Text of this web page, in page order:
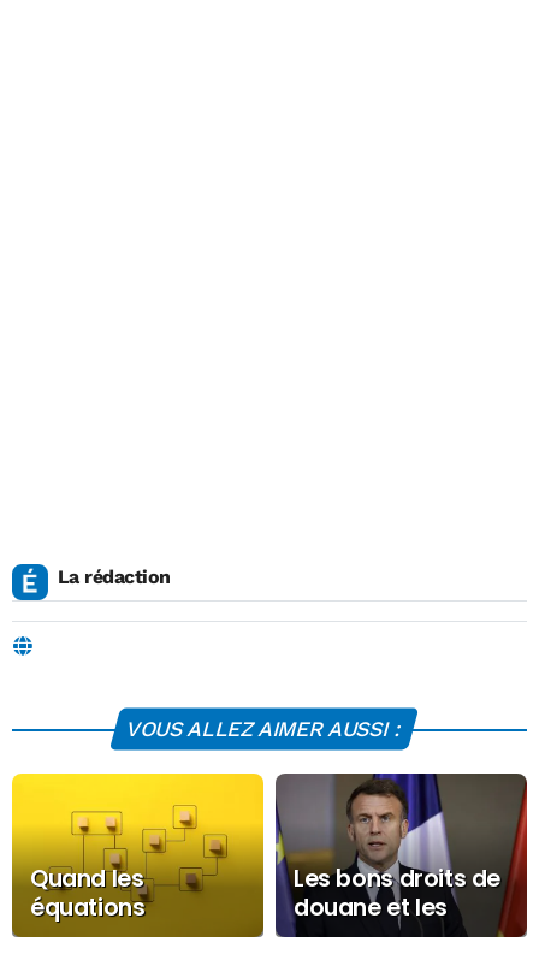
La rédaction
VOUS ALLEZ AIMER AUSSI :
Quand les
équations
éclairent le
Les bons droits de
douane et les
mauvais droits de